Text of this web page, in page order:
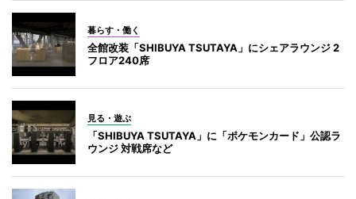
暮らす・働く
全館改装「SHIBUYA TSUTAYA」にシェアラウンジ 2
フロア240席
見る・遊ぶ
「SHIBUYA TSUTAYA」に「ポケモンカード」公認ラ
ウンジ 対戦席など